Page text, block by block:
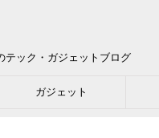
テック・ガジェットブログ
ガジェット